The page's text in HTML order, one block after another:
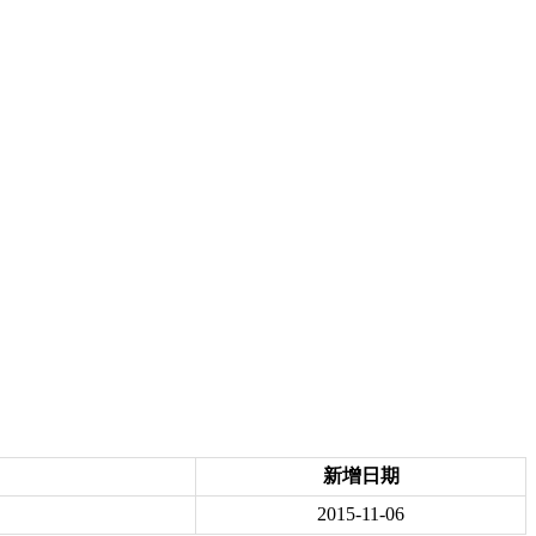
新增日期
2015-11-06